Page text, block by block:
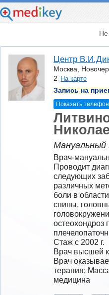
Не
Центр
Москва,
2 На карте
Запись на
Показать телефон
Врач-
Проводит
следующих
различных
боли в
спины,
остеохондроз
Стаж с 2002 г.
Врач высшей
Врач
терапия;
медицина